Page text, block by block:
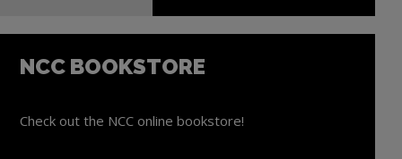
NCC BOOKSTORE
Check out the NCC online bookstore!